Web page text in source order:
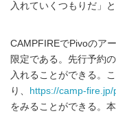
入れていくつもりだ」と
CAMPFIREでPivoのア
限定である。先行予約
入れることができる。
り、
https://camp-
をみることができる。